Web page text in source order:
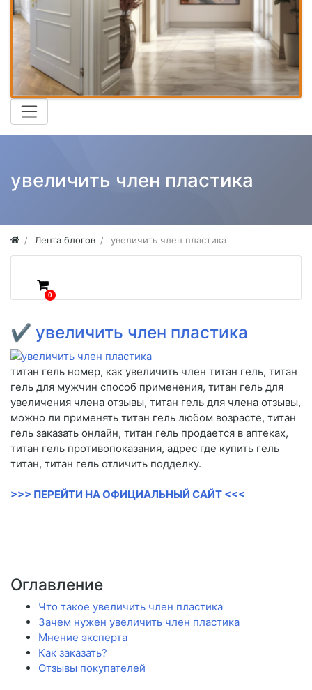
увеличить член пластика
Лента блогов увеличить член пластика
0
✔ увеличить член пластика
титан гель номер, как увеличить член титан гель, титан
гель для мужчин способ применения, титан гель для
увеличения члена отзывы, титан гель для члена отзывы,
можно ли применять титан гель любом возрасте, титан
гель заказать онлайн, титан гель продается в аптеках,
титан гель противопоказания, адрес где купить гель
титан, титан гель отличить подделку.
>>> ПЕРЕЙТИ НА ОФИЦИАЛЬНЫЙ САЙТ <<<
Оглавление
Что такое увеличить член пластика
Зачем нужен увеличить член пластика
Мнение эксперта
Как заказать?
Отзывы покупателей